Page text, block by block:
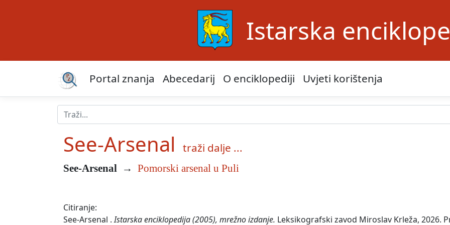
Istarska
Portal znanja Abecedarij O enciklopediji Uvjeti korištenja
See-Arsenal traži dalje ...
See-Arsenal → Pomorski arsenal u Puli
Citiranje:
See-Arsenal .Istarska enciklopedija (2005), mrežno izdanje. Leksikografski zavod Miroslav Krleža, 2026.